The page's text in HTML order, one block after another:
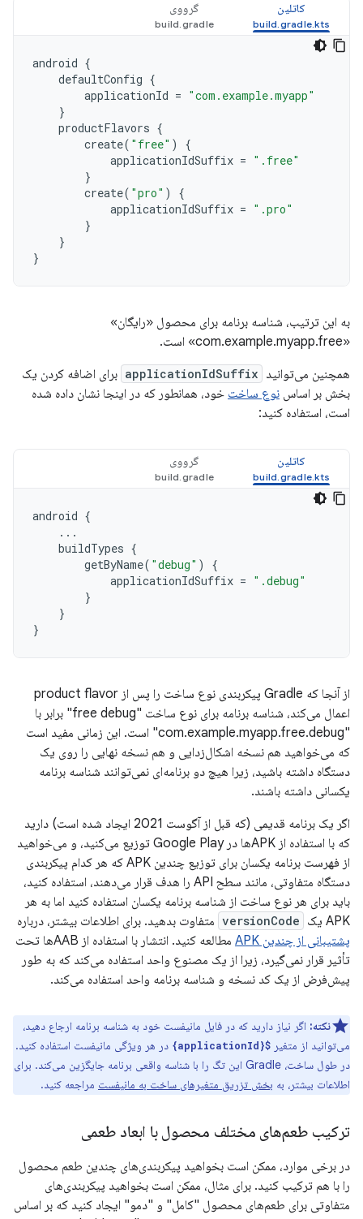
کاتلین گرووی
android {
defaultConfig {
applicationId = "com.example.myapp"
}
productFlavors {
create( "free" )
{
applicationIdSuffix = ".free"
}
create( "pro" )
{
applicationIdSuffix = ".pro"
}
}
}
به این ترتیب، شناسه برنامه برای محصول «رایگان»
«com.example.myapp.free» است.
همچنین می‌توانید applicationIdSuffix برای اضافه کردن یک
بخش بر اساس نوع ساخت خود، همانطور که در اینجا نشان داده شده
است، استفاده کنید:
کاتلین گرووی
android {
...
buildTypes {
getByName( "debug" )
{
applicationIdSuffix = ".debug"
}
}
}
از آنجا که Gradle پیکربندی نوع ساخت را پس از product flavor
اعمال می‌کند، شناسه برنامه برای نوع ساخت "free debug" برابر با
"com.example.myapp.free.debug" است. این زمانی مفید است
که می‌خواهید هم نسخه اشکال‌زدایی و هم نسخه نهایی را روی یک
دستگاه داشته باشید، زیرا هیچ دو برنامه‌ای نمی‌توانند شناسه برنامه
یکسانی داشته باشند.
اگر یک برنامه قدیمی (که قبل از آگوست 2021 ایجاد شده است) دارید
که با استفاده از APKها در Google Play توزیع می‌کنید، و می‌خواهید
از فهرست برنامه یکسان برای توزیع چندین APK که هر کدام پیکربندی
دستگاه متفاوتی، مانند سطح API را هدف قرار می‌دهند، استفاده کنید،
باید برای هر نوع ساخت از شناسه برنامه یکسان استفاده کنید اما به هر
APK یک
versionCode متفاوت بدهید. برای اطلاعات بیشتر، درباره
پشتیبانی از چندین APK
مطالعه کنید. انتشار با استفاده از AABها تحت
تأثیر قرار نمی‌گیرد، زیرا از یک مصنوع واحد استفاده می‌کند که به طور
پیش‌فرض از یک کد نسخه و شناسه برنامه واحد استفاده می‌کند.
نکته: اگر نیاز دارید که در فایل مانیفست خود به شناسه برنامه ارجاع دهید،
می‌توانید از متغیر ${applicationId}
در هر ویژگی مانیفست استفاده کنید.
در طول ساخت، Gradle این تگ را با شناسه واقعی برنامه جایگزین می‌کند. برای
اطلاعات بیشتر، به بخش تزریق متغیرهای ساخت به مانیفست مراجعه کنید.
ترکیب طعم‌های مختلف محصول با ابعاد طعمی
در برخی موارد، ممکن است بخواهید پیکربندی‌های چندین طعم محصول
را با هم ترکیب کنید. برای مثال، ممکن است بخواهید پیکربندی‌های
متفاوتی برای طعم‌های محصول "کامل" و "دمو" ایجاد کنید که بر اساس